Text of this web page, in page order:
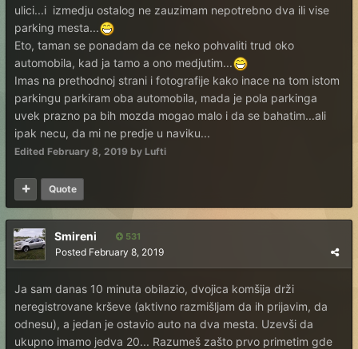
ulici...i izmedju ostalog ne zauzimam nepotrebno dva ili vise
parking mesta...
Eto, taman se ponadam da ce neko pohvaliti trud oko
automobila, kad ja tamo a ono medjutim...
Imas na prethodnoj strani i fotografije kako inace na tom istom
parkingu parkiram oba automobila, mada je pola parkinga
uvek prazno pa bih mozda mogao malo i da se bahatim...ali
ipak necu, da mi ne predje u naviku...
Edited February 8, 2019 by Lufti
Quote
Smireni 531
Posted February 8, 2019
Ja sam danas 10 minuta obilazio, dvojica komšija drži
neregistrovane krševe (aktivno razmišljam da ih prijavim, da
odnesu), a jedan je ostavio auto na dva mesta. Uzevši da
ukupno imamo jedva 20... Razumeš zašto prvo primetim gde